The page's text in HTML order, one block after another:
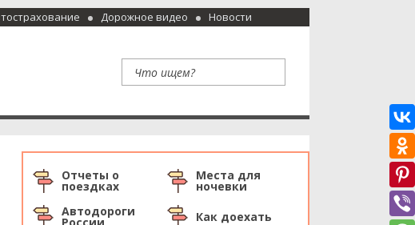
Дорожное видео Новости
Отчеты о
поездках
Места для
ночевки
Автодороги
Как доехать